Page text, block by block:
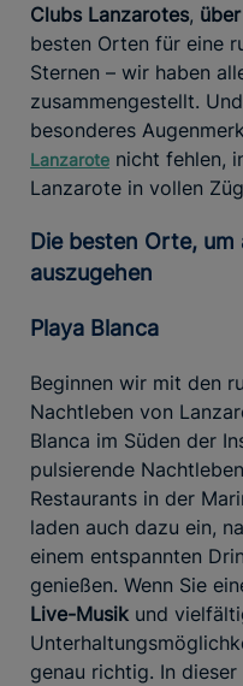
Clubs Lanzarotes,
besten Orten für eine
Sternen – wir haben
zusammengestellt.
besonderes
Lanzarote nicht fehlen,
Lanzarote in vollen
Die besten Orte, um auf Lanzarote
auszugehen
Playa Blanca
Beginnen wir mit den
Nachtleben von
Blanca im Süden der
pulsierende
Restaurants in der
laden auch dazu ein,
einem entspannten
genießen. Wenn Sie
Live-Musik und
genau richtig. In